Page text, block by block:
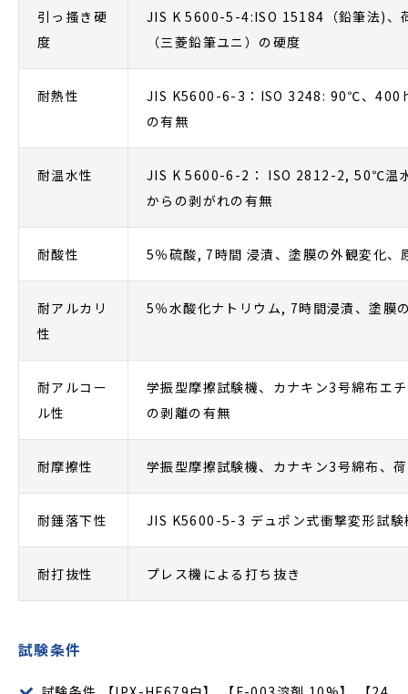
引っ搔き硬
度
JIS K 5600-5-4:ISO 15184（鉛筆法)、
（三菱鉛筆ユニ）の硬度
耐熱性
JIS K5600-6-3：ISO 3248: 90℃、400
の有無
耐温水性
JIS K 5600-6-2： ISO 2812-2, 50℃温
からの剥がれの有無
耐酸性 5％硫酸, 7時間 浸漬、塗膜の外観変化、
耐アルカリ
性
5％水酸化ナトリウム, 7時間浸漬、塗膜
耐アルコー
ル性
学振型摩擦試験機、カナキン3号綿布エ
の剥離の有無
耐摩擦性 学振型摩擦試験機、カナキン3号綿布、
耐錘落下性 JIS K5600-5-3 デュポン式衝撃変形試
耐打抜性 プレス機による打ち抜き
試験条件